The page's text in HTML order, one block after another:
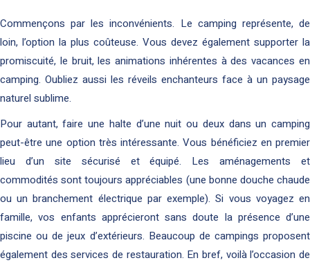
Commençons par les inconvénients. Le camping représente, de
loin, l’option la plus coûteuse. Vous devez également supporter la
promiscuité, le bruit, les animations inhérentes à des vacances en
camping. Oubliez aussi les réveils enchanteurs face à un paysage
naturel sublime.
Pour autant, faire une halte d’une nuit ou deux dans un camping
peut-être une option très intéressante. Vous bénéficiez en premier
lieu d’un site sécurisé et équipé. Les aménagements et
commodités sont toujours appréciables (une bonne douche chaude
ou un branchement électrique par exemple). Si vous voyagez en
famille, vos enfants apprécieront sans doute la présence d’une
piscine ou de jeux d’extérieurs. Beaucoup de campings proposent
également des services de restauration. En bref, voilà l’occasion de